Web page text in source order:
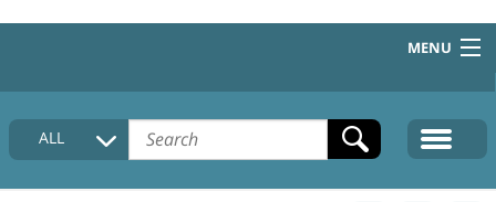
MENU
HOME
COLLECTIONS DESCRIPTION
ALL